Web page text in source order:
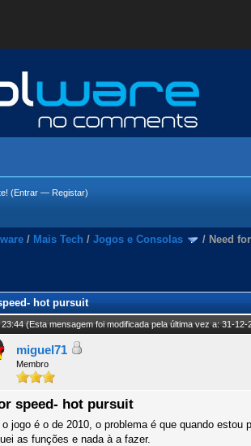
(Entrar — Registar)
/ Mais Tech / Jogos e Consolas / Need
hot pursuit
23:44(Esta mensagem foi modificada pela última vez a: 31-
miguel71
Membro
speed- hot pursuit
o jogo é o de 2010, o problema é que quando
as funções e nada à a fazer.